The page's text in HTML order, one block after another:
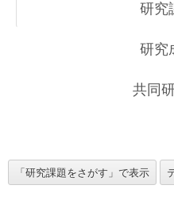
研究
研究
共同